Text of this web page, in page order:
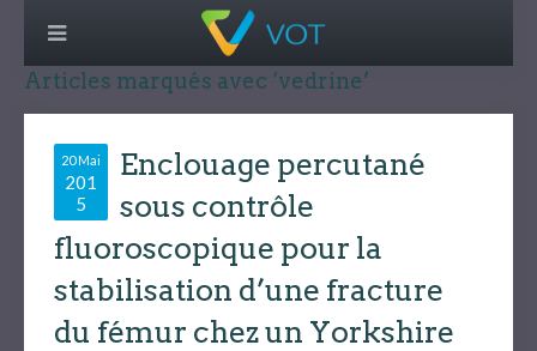
Articles marqués avec ‘vedrine’
20 Mai
201
5
Enclouage percutané
sous contrôle
fluoroscopique pour la
stabilisation d’une fracture
du fémur chez un Yorkshire